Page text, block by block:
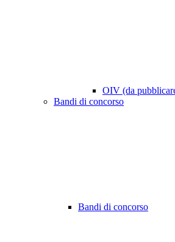
OIV (da
Bandi di concorso
Bandi di concorso